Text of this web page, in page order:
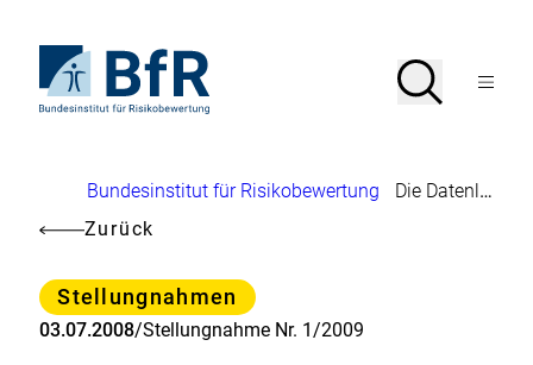
Seiteninhalt
springenStartseite
von
Suche
SucheMenü
Brotkrumennavigation
Bundesinstitut für Risikobewertung
Die Datenlage zur Bewertung der Anwendung der Nanotechnologie in Lebensmitteln und Lebensmittelbedarfsgegenständen ist derzeit noch unzureichend
Zurück
Kategorie
Stellungnahmen
03.07.2008/Stellungnahme Nr. 1/2009